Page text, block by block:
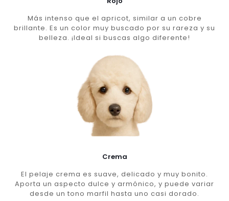
Más intenso que el apricot, similar a un cobre
brillante. Es un color muy buscado por su rareza y su
belleza. ¡Ideal si buscas algo diferente!
Crema
El pelaje crema es suave, delicado y muy bonito.
Aporta un aspecto dulce y armónico, y puede variar
desde un tono marfil hasta uno casi dorado.